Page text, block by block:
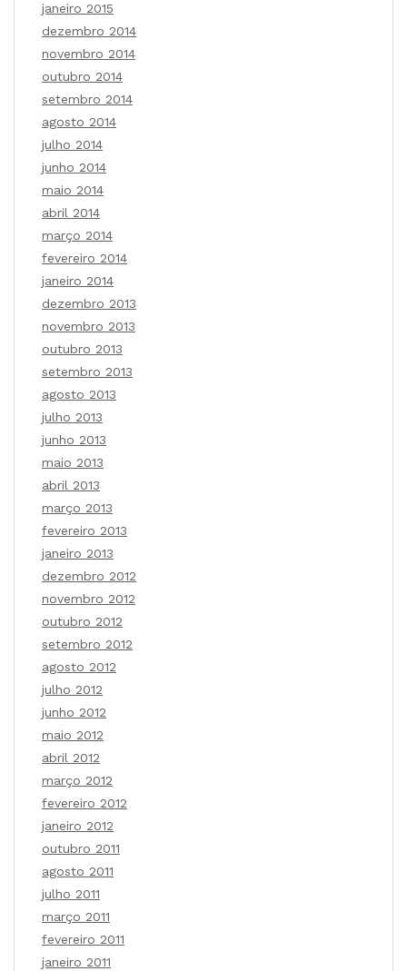
janeiro 2015
dezembro 2014
novembro 2014
outubro 2014
setembro 2014
agosto 2014
julho 2014
junho 2014
maio 2014
abril 2014
março 2014
fevereiro 2014
janeiro 2014
dezembro 2013
novembro 2013
outubro 2013
setembro 2013
agosto 2013
julho 2013
junho 2013
maio 2013
abril 2013
março 2013
fevereiro 2013
janeiro 2013
dezembro 2012
novembro 2012
outubro 2012
setembro 2012
agosto 2012
julho 2012
junho 2012
maio 2012
abril 2012
março 2012
fevereiro 2012
janeiro 2012
outubro 2011
agosto 2011
julho 2011
março 2011
fevereiro 2011
janeiro 2011